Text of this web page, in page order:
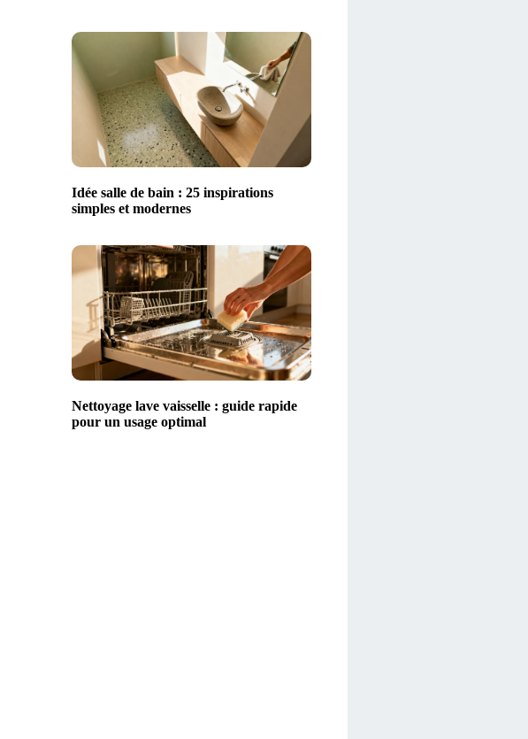
Idée salle de bain : 25 inspirations
simples et modernes
Nettoyage lave vaisselle : guide rapide
pour un usage optimal